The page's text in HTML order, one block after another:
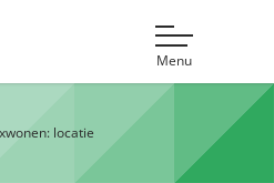
Menu
locatie